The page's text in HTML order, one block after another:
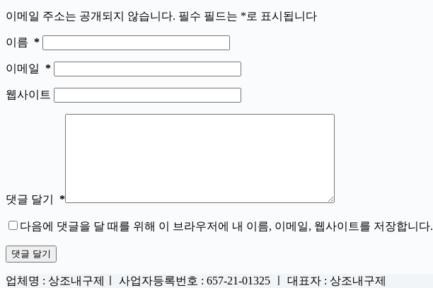
이메일 주소는 공개되지 않습니다. 필수 필드는 *로 표시됩니다
이름 *
이메일 *
웹사이트
댓글 달기 *
다음에 댓글을 달 때를 위해 이 브라우저에 내 이름, 이메일, 웹사이트를 저장합니다.
댓글 달기
업체명 : 상조내구제ㅣ 사업자등록번호 : 657-21-01325 ㅣ 대표자 : 상조내구제